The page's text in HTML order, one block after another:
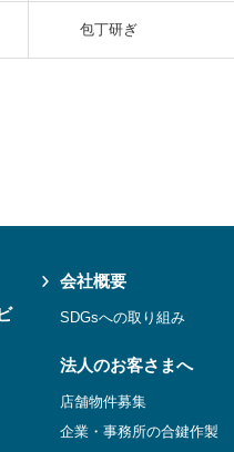
包丁研ぎ
会社概要
SDGsへの取り組み
法人のお客さまへ
店舗物件募集
企業・事務所の合鍵作製